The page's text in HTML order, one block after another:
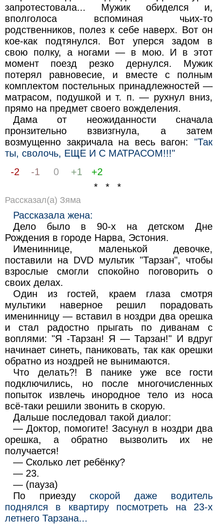
запротестовала... Мужик обиделся и,
вполголоса вспоминая чьих-то
родственников, полез к себе наверх. Вот он
кое-как подтянулся. Вот уперся задом в
свою полку, а ногами — в мою. И в этот
момент поезд резко дернулся. Мужик
потерял равновесие, и вместе с полным
комплектом постельных принадлежностей —
матрасом, подушкой и т. п. — рухнул вниз,
прямо на предмет своего вожделения.
Дама от неожиданности сначала
пронзительно взвизгнула, а затем
возмущенно закричала на весь вагон:"Так
ты, сволочь, ЕЩЕ И С МАТРАСОМ!!!"
-2
-1 0 +1
+2
* * *
Рассказал(а) Зяма
Рассказала жена:
Дело было в 90-х на детском Дне
Рождения в городе Нарва, Эстония.
Имениннице, маленькой девочке,
поставили на DVD мультик "Тарзан", чтобы
взрослые смогли спокойно поговорить о
своих делах.
Один из гостей, краем глаза смотря
мультики наверное решил порадовать
именинницу — вставил в ноздри два орешка
и стал радостно прыгать по диванам с
воплями: "Я -Тарзан! Я — Тарзан!" И вдруг
начинает синеть, паниковать, так как орешки
обратно из ноздрей не вынимаются.
Что делать?! В панике уже все гости
подключились, но после многочисленных
попыток извлечь инородное тело из носа
всё-таки решили звонить в скорую.
Дальше последовал такой диалог:
— Доктор, помогите! Засунул в ноздри два
орешка, а обратно вызволить их не
получается!
— Сколько лет ребёнку?
— 23.
— (пауза)
По приездускорой даже водитель
поднялся в квартиру посмотреть на 23-х
летнего Тарзана...